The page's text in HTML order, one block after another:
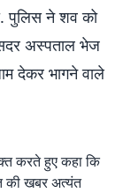
पुलिस ने शव को
अस्पताल भेज
देकर भागने वाले
करते हुए कहा कि
की खबर अत्यंत